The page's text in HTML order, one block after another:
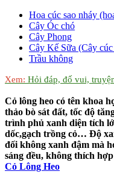
Hoa cúc sao nháy
Cây Óc chó
Cây Phong
Cây Kế Sữa (Cây
Trầu không
Xem: Hỏi đáp, đố vui,
Cỏ lông heo có tên khoa
thảo bò sát đất, tốc độ
trình phủ xanh diện tích
dốc,gạch trồng cỏ… Độ
đối không xanh đậm mà
sáng đều, không thích
Cỏ Lông Heo